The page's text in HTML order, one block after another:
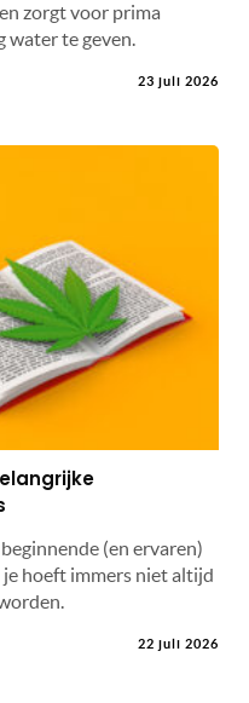
zorgt voor prima
water te geven.
23 juli 2026
(en ervaren)
hoeft immers niet altijd
22 juli 2026